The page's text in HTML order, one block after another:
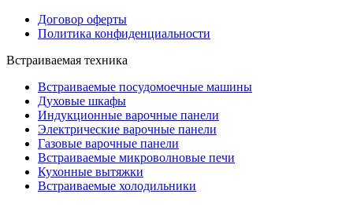
Договор оферты
Политика конфиденциальности
Встраиваемая техника
Встраиваемые посудомоечные машины
Духовые шкафы
Индукционные варочные панели
Электрические варочные панели
Газовые варочные панели
Встраиваемые микроволновые печи
Кухонные вытяжки
Встраиваемые холодильники